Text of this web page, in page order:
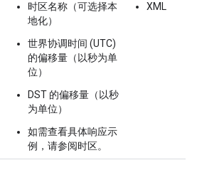
时区名称（可选择本
地化）
世界协调时间 (UTC)
的偏移量（以秒为单
位）
DST 的偏移量（以秒
为单位）
如需查看具体响应示
例，请参阅时区。
XML